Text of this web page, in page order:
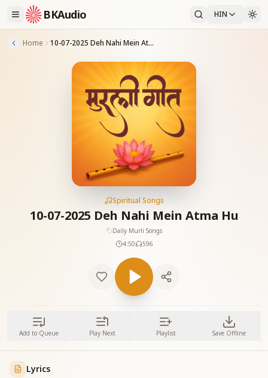
BKAudio HIN
Home 10-07-2025 Deh Nahi Mein Atma Hu
Spiritual Songs
10-07-2025 Deh Nahi Mein Atma Hu
Daily Murli Songs
4:50
596
Add to Queue Play Next Playlist Save Offline
Lyrics